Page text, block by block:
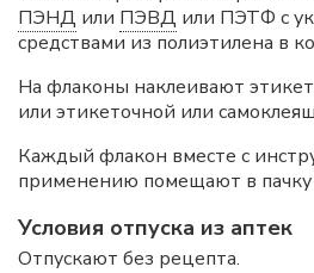
ПЭНД или ПЭВД или ПЭТФ с
средствами из полиэтилена в
На флаконы наклеивают
или этикеточной или
Каждый флакон вместе с
применению помещают в пачку
Условия отпуска из аптек
Отпускают без рецепта.